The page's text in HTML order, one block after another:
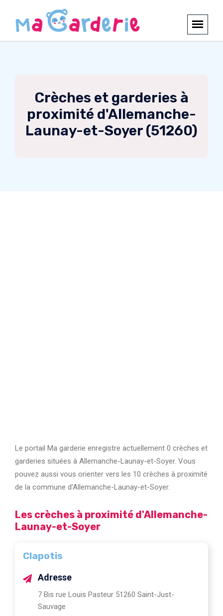
Crèches et garderies à
proximité d'Allemanche-
Launay-et-Soyer (51260)
Le portail Ma garderie enregistre actuellement 0 crèches et
garderies situées à Allemanche-Launay-et-Soyer. Vous
pouvez aussi vous orienter vers les 10 crèches à proximité
de la commune d'Allemanche-Launay-et-Soyer.
Les crèches à proximité d'Allemanche-
Launay-et-Soyer
Clapotis
Adresse
7 Bis rue Louis Pasteur 51260 Saint-Just-
Sauvage